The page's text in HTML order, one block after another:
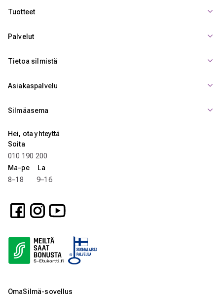
Tuotteet
Palvelut
Tietoa silmistä
Asiakaspalvelu
Silmäasema
Hei, ota yhteyttä
Soita
010 190 200
Ma–pe La
8–18 9–16
OmaSilmä-sovellus